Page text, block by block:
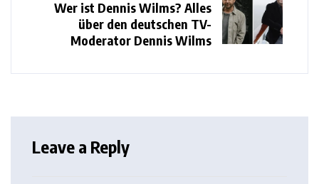
Wer ist Dennis Wilms? Alles
über den deutschen TV-
Moderator Dennis Wilms
Leave a Reply